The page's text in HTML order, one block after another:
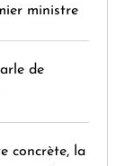
ministre
de
concrète, la